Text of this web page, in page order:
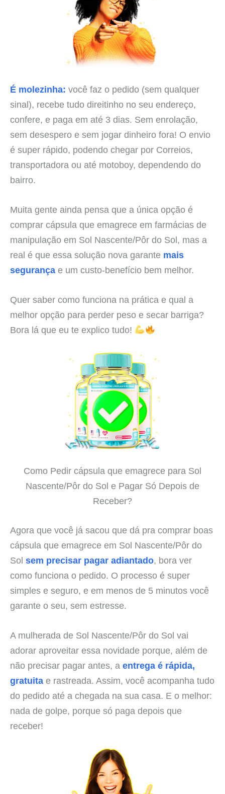
É molezinha: você faz o pedido (sem qualquer
sinal), recebe tudo direitinho no seu endereço,
confere, e paga em até 3 dias. Sem enrolação,
sem desespero e sem jogar dinheiro fora! O envio
é super rápido, podendo chegar por Correios,
transportadora ou até motoboy, dependendo do
bairro.
Muita gente ainda pensa que a única opção é
comprar cápsula que emagrece em farmácias de
manipulação em Sol Nascente/Pôr do Sol, mas a
real é que essa solução nova garante mais
segurança e um custo-benefício bem melhor.
Quer saber como funciona na prática e qual a
melhor opção para perder peso e secar barriga?
Bora lá que eu te explico tudo!
Como Pedir cápsula que emagrece para Sol
Nascente/Pôr do Sol e Pagar Só Depois de
Receber?
Agora que você já sacou que dá pra comprar boas
cápsula que emagrece em Sol Nascente/Pôr do
Sol sem precisar pagar adiantado, bora ver
como funciona o pedido. O processo é super
simples e seguro, e em menos de 5 minutos você
garante o seu, sem estresse.
A mulherada de Sol Nascente/Pôr do Sol vai
adorar aproveitar essa novidade porque, além de
não precisar pagar antes, a entrega é rápida,
gratuita e rastreada. Assim, você acompanha tudo
do pedido até a chegada na sua casa. E o melhor:
nada de golpe, porque só paga depois que
receber!